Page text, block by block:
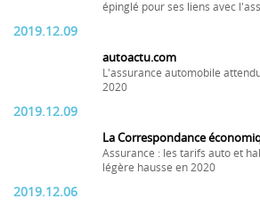
épinglé pour ses liens avec
2019.12.09
autoactu.com
L'assurance automobile
2020
2019.12.09
La Correspondance
Assurance : les tarifs auto et
légère hausse en 2020
2019.12.06